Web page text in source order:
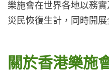
樂施會在世界各地以務
災民恢復生計，同時開
關於香港樂施